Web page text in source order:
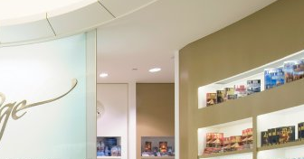
Háttér és alapelvek
Látogatás egy egyházban
A Szcientológia szervezetek
Kezdőkönyvek
Bevezető előadások
Filmek
Hogyan oldjunk meg konfliktusokat?
A létezés dinamikái
A megértés összetevői
Megoldások a veszélyes környezetre
Asszisztok betegségekre és
sérülésekre